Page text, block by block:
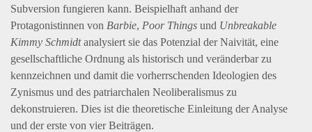
Subversion fungieren kann. Beispielhaft anhand der
Protagonistinnen von Barbie, Poor Things und Unbreakable
Kimmy Schmidtanalysiert sie das Potenzial der Naivität, eine
gesellschaftliche Ordnung als historisch und veränderbar zu
kennzeichnen und damit die vorherrschenden Ideologien des
Zynismus und des patriarchalen Neoliberalismus zu
dekonstruieren. Dies ist die theoretische Einleitung der Analyse
und der erste von vier Beiträgen.